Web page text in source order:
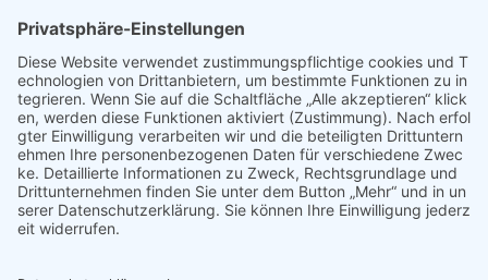
Restaurant
Dienstleistungen & Handwerk
Deutsch